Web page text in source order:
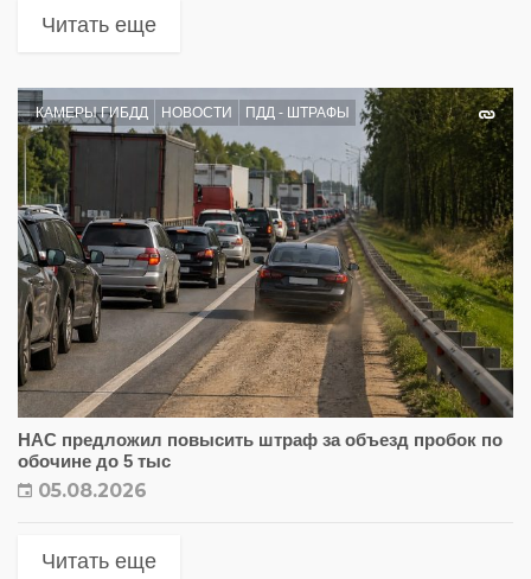
Читать еще
КАМЕРЫ ГИБДД НОВОСТИ ПДД - ШТРАФЫ
НАС предложил повысить штраф за объезд пробок по
обочине до 5 тыс
05.08.2026
Читать еще